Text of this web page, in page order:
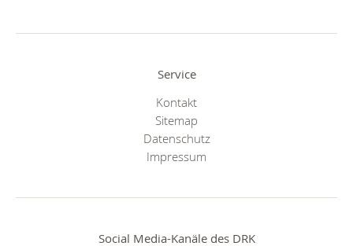
Service
Kontakt
Sitemap
Datenschutz
Impressum
Social Media-Kanäle des DRK